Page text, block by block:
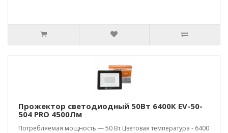
Прожектор светодиодный 50Вт 6400К EV-50-
504 PRO 4500Лм
Потребляемая мощность — 50 Вт Цветовая температура - 6400